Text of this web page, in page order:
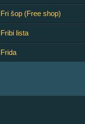
Fri šop (Free shop)
Fribi lista
Frida